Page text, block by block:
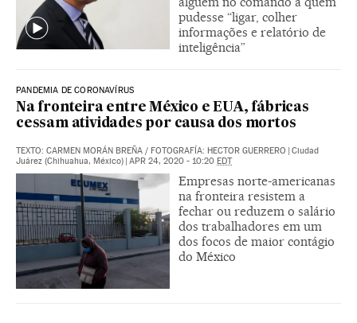
pudesse “ligar, colher
informações e relatório de
inteligência”
PANDEMIA DE CORONAVÍRUS
Na fronteira entre México e EUA, fábricas
cessam atividades por causa dos mortos
TEXTO: CARMEN MORÁN BREÑA / FOTOGRAFÍA: HECTOR GUERRERO | Ciudad
Juárez (Chihuahua, México) | APR 24, 2020 - 10:20 EDT
Empresas norte-americanas
na fronteira resistem a
fechar ou reduzem o salário
dos trabalhadores em um
dos focos de maior contágio
do México